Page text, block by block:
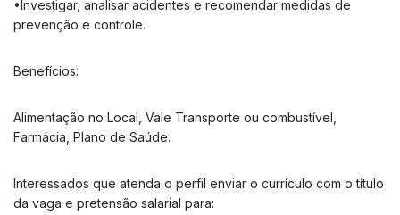
•Investigar, analisar acidentes e recomendar medidas de
prevenção e controle.
Benefícios:
Alimentação no Local, Vale Transporte ou combustível,
Farmácia, Plano de Saúde.
Interessados que atenda o perfil enviar o currículo com o título
da vaga e pretensão salarial para: